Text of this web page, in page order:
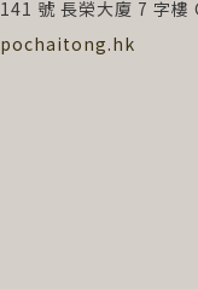
號 長榮大廈 7 字樓